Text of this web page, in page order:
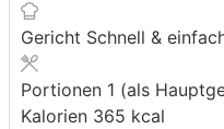
Gericht Schnell &
Portionen 1 (als
Kalorien 365 kcal